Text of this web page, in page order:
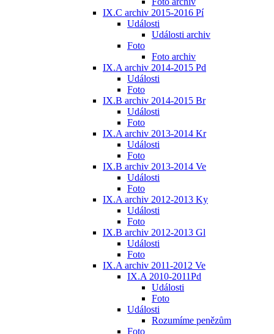
IX.C archiv 2015-2016 Pí
Události
Události archiv
Foto
Foto archiv
IX.A archiv 2014-2015 Pd
Události
Foto
IX.B archiv 2014-2015 Br
Události
Foto
IX.A archiv 2013-2014 Kr
Události
Foto
IX.B archiv 2013-2014 Ve
Události
Foto
IX.A archiv 2012-2013 Ky
Události
Foto
IX.B archiv 2012-2013 Gl
Události
Foto
IX.A archiv 2011-2012 Ve
IX.A 2010-2011Pd
Události
Foto
Události
Rozumíme penězům
Foto